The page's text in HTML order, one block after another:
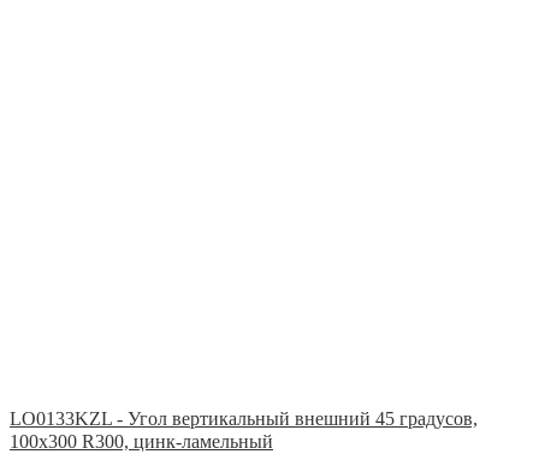
LO0133KZL - Угол вертикальный внешний 45 градусов,
100х300 R300, цинк-ламельный